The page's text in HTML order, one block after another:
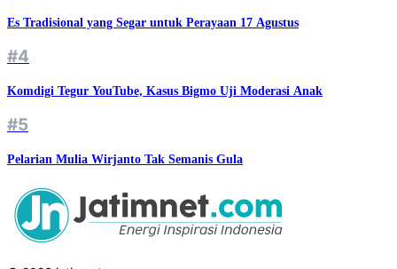
Es Tradisional yang Segar untuk Perayaan 17 Agustus
#4
Komdigi Tegur YouTube, Kasus Bigmo Uji Moderasi Anak
#5
Pelarian Mulia Wirjanto Tak Semanis Gula